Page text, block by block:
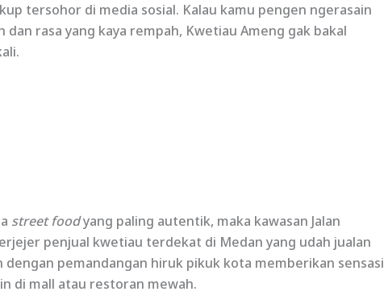
tersohor di media sosial. Kalau kamu pengen ngerasain
dan rasa yang kaya rempah, Kwetiau Ameng gak bakal
street foodyang paling autentik, maka kawasan Jalan
penjual kwetiau terdekat di Medan yang udah jualan
pemandangan hiruk pikuk kota memberikan sensasi
di mall atau restoran mewah.